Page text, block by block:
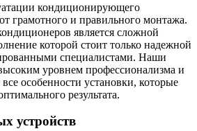
кондиционирующего
грамотного и правильного монтажа.
является сложной
которой стоит только надежной
специалистами. Наши
уровнем профессионализма и
особенности установки, которые
результата.
устройств